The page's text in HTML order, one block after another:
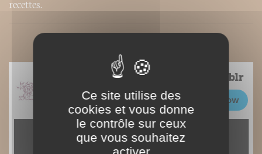
recettes.
Ce site utilise des
cookies et vous donne
le contrôle sur ceux
que vous souhaitez